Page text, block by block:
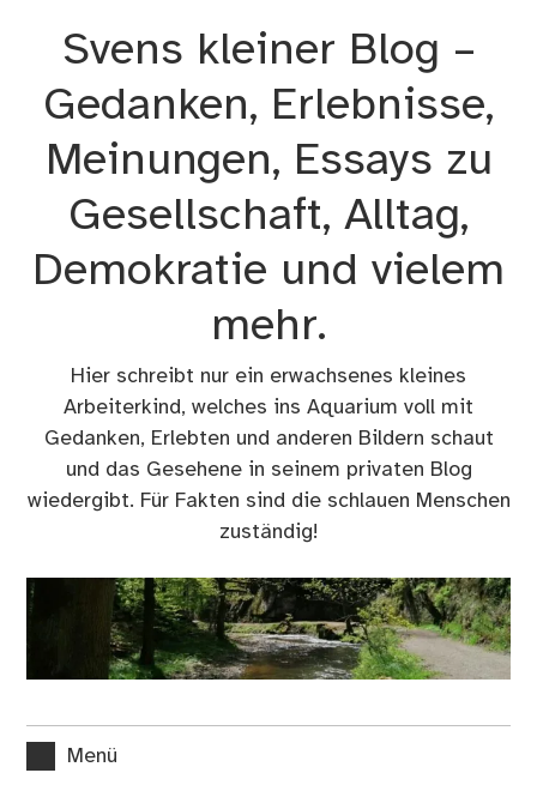
Svens kleiner Blog –
Gedanken, Erlebnisse,
Meinungen, Essays zu
Gesellschaft, Alltag,
Demokratie und vielem
mehr.
Hier schreibt nur ein erwachsenes kleines
Arbeiterkind, welches ins Aquarium voll mit
Gedanken, Erlebten und anderen Bildern schaut
und das Gesehene in seinem privaten Blog
wiedergibt. Für Fakten sind die schlauen Menschen
zuständig!
Menü